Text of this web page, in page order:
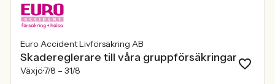
Euro Accident Livförsäkring AB
Skadereglerare till våra gruppförsäkringar
Växjö7/8 – 31/8